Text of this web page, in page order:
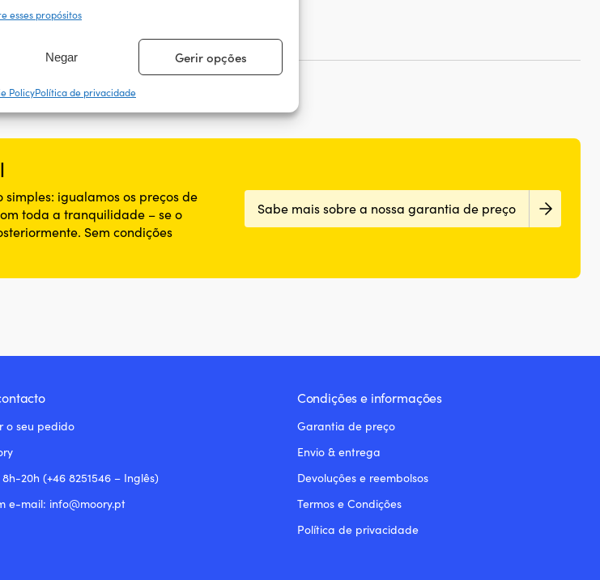
com base em informações
detectar a fraude, e corrigir erros,
e conteúdos, Guardar e
Sempre ativo
esses propósitos
Negar Gerir opções
PolicyPolítica de privacidade
igualamos os preços de
toda a tranquilidade – se o
Sem condições
Sabe mais sobre a nossa garantia de preço
o seu pedido
20h (+46 8251546 – Inglês)
e-mail: info@moory.pt
Condições e informações
Garantia de preço
Envio & entrega
Devoluções e reembolsos
Termos e Condições
Política de privacidade